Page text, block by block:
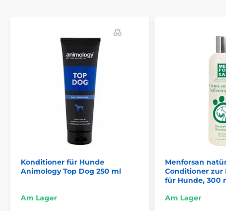
Konditioner für Hunde
Animology Top Dog 250 ml
Am Lager
Menforsan
Conditioner
für Hunde, 300
Am Lager